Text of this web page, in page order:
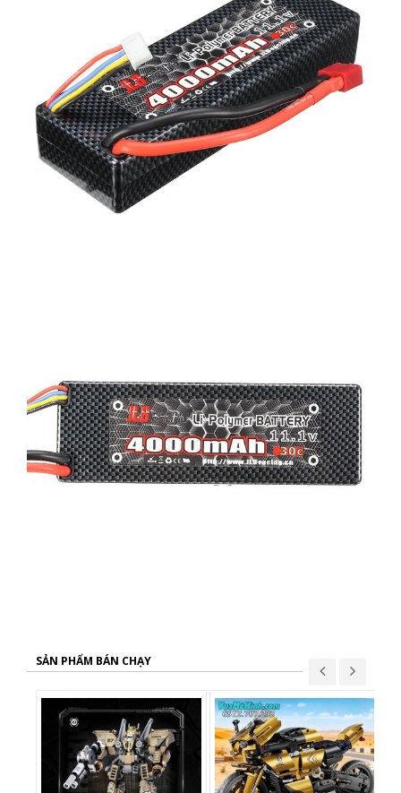
SẢN PHẨM BÁN CHẠY